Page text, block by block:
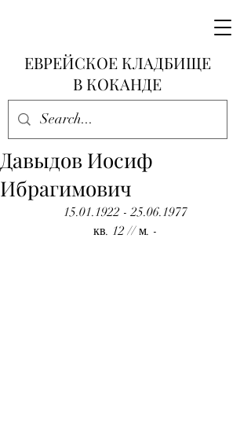
ЕВРЕЙСКОЕ КЛАДБИЩЕ
В КОКАНДЕ
Давыдов Иосиф
Ибрагимович
15.01.1922 - 25.06.1977
кв. 12 // м. -